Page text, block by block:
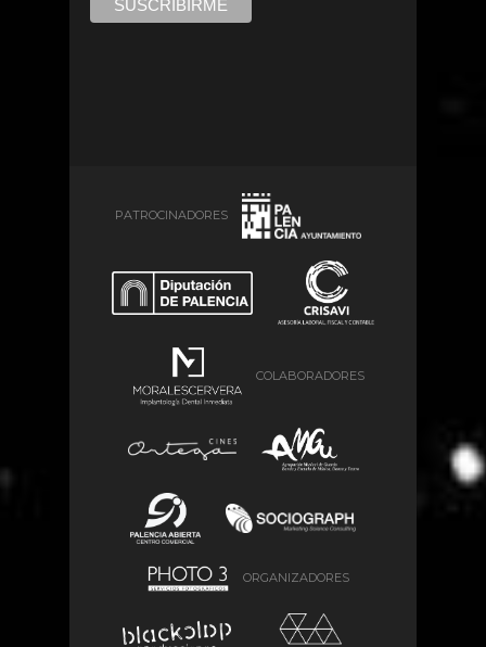
PATROCINADORES
COLABORADORES
ORGANIZADORES